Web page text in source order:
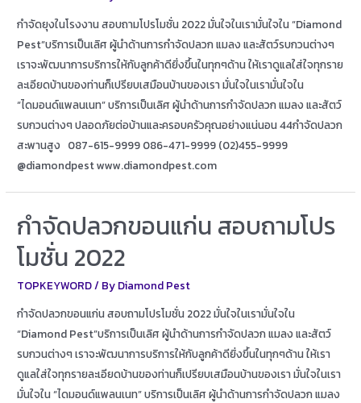
กำจัดยุงในโรงงาน สอบถามโปรโมชั่น 2022 มั่นใจในเรามั่นใจใน “Diamond
Pest”บริการเป็นเลิศ ผู้นำด้านการกำจัดปลวก แมลง และสัตว์รบกวนต่างๆ
เราจะพัฒนาการบริการให้กับลูกค้าดียิ่งขึ้นในทุกๆด้าน ให้เราดูแลใส่ใจทุกราย
ละเอียดบ้านของท่านก็เปรียบเสมือนบ้านของเรา มั่นใจในเรามั่นใจใน
“ไดมอนด์แพลนเนท” บริการเป็นเลิศ ผู้นำด้านการกำจัดปลวก แมลง และสัตว์
รบกวนต่างๆ ปลอดภัยต่อบ้านและครอบครัวคุณอย่างแน่นอน 44กำจัดปลวก
สะพานสูง 087-615-9999 086-471-9999 (02)455-9999
@diamondpest www.diamondpest.com
กำจัดปลวกขอนแก่น สอบถามโปร
โมชั่น 2022
TOPKEYWORD/ By Diamond Pest
กำจัดปลวกขอนแก่น สอบถามโปรโมชั่น 2022 มั่นใจในเรามั่นใจใน
“Diamond Pest”บริการเป็นเลิศ ผู้นำด้านการกำจัดปลวก แมลง และสัตว์
รบกวนต่างๆ เราจะพัฒนาการบริการให้กับลูกค้าดียิ่งขึ้นในทุกๆด้าน ให้เรา
ดูแลใส่ใจทุกรายละเอียดบ้านของท่านก็เปรียบเสมือนบ้านของเรา มั่นใจในเรา
มั่นใจใน “ไดมอนด์แพลนเนท” บริการเป็นเลิศ ผู้นำด้านการกำจัดปลวก แมลง